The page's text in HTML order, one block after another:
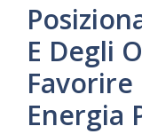
E Degli
Favorire
Energia